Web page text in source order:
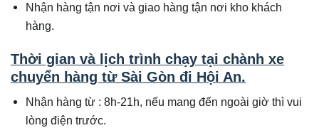
Nhận hàng tận nơi và giao hàng tận nơi kho khách
hàng.
Thời gian và lịch trình chạy tại chành xe
chuyển hàng từ Sài Gòn đi Hội An.
Nhận hàng từ : 8h-21h, nếu mang đến ngoài giờ thì vui
lòng điện trước.